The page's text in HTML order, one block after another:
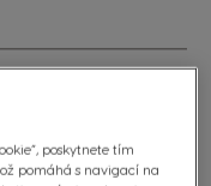
horkým
Dolce Gusto.
Vychutnejte si
poskytnete tím
pomáhá s navigací na